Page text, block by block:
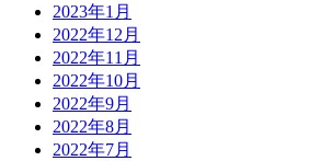
2023年1月
2022年12月
2022年11月
2022年10月
2022年9月
2022年8月
2022年7月